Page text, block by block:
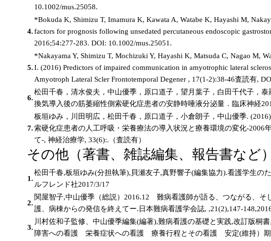
10.1002/mus.25058.
4.
*Bokuda K, Shimizu T, Imamura K, Kawata A, Watabe K, Hayashi M,
factors for prognosis following unsedated percutaneous endoscopic
2016;54:277-283. DOI: 10.1002/mus.25051.
5.
*Nakayama Y, Shimizu T, Mochizuki Y, Hayashi K, Matsuda C, Nagao M,
I. (2016) Predictors of impaired communication in amyotrophic lateral
Amyotroph Lateral Scler Frontotemporal Degener , 17(1-2):38-46査読有,
6.
松田千春，清水俊夫，中山優季，原口道子，望月葉子，白田千代子，
換気導入後の筋萎縮性側索硬化症患者の安静時唾液分泌量．臨床神経
7.
板垣ゆみ，川田明広，松田千春，原口道子，小倉朗子，中山優季.
索硬化症患者の人工呼吸・栄養療法の導入状況と療養環境の変化-2006
て-, 神経治療学, 33(6):.（査読有）
その他（著書、雑誌編集、報告書など）
1.
松田千春,板垣ゆみ(分担執筆),貝瀬友子,真野響子(編集協力).看護学生の
ルフレンド社2017/3/17
2.
関屋智子,中山優季（総説）2016.12 難病看護師が語る、つながる、
護、病棟からの発信を終えてー.日本難病看護学会誌, ,21(2),147-
3.
川村佐和子監修、中山優季編集(編著),難病看護の基礎と実践,改訂版
障害への看護 栄養症状への看護 療養行程とその看護 安定(維持）期